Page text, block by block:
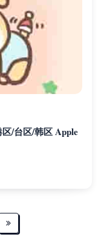
区/台区/韩区 Apple